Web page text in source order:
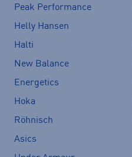
Peak Performance
Helly Hansen
Halti
New Balance
Energetics
Hoka
Röhnisch
Asics